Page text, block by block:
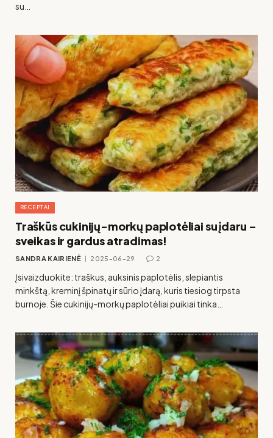
su…
RECEPTAI
Traškūs cukinijų-morkų paplotėliai su įdaru –
sveikas ir gardus atradimas!
SANDRA KAIRIENĖ 2025-06-29 2
Įsivaizduokite: traškus, auksinis paplotėlis, slepiantis
minkštą, kreminį špinatų ir sūrio įdarą, kuris tiesiog tirpsta
burnoje. Šie cukinijų-morkų paplotėliai puikiai tinka…